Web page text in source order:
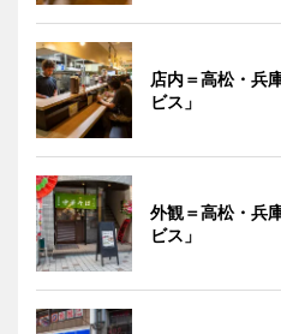
店内＝高松・兵
ビス」
外観＝高松・兵
ビス」